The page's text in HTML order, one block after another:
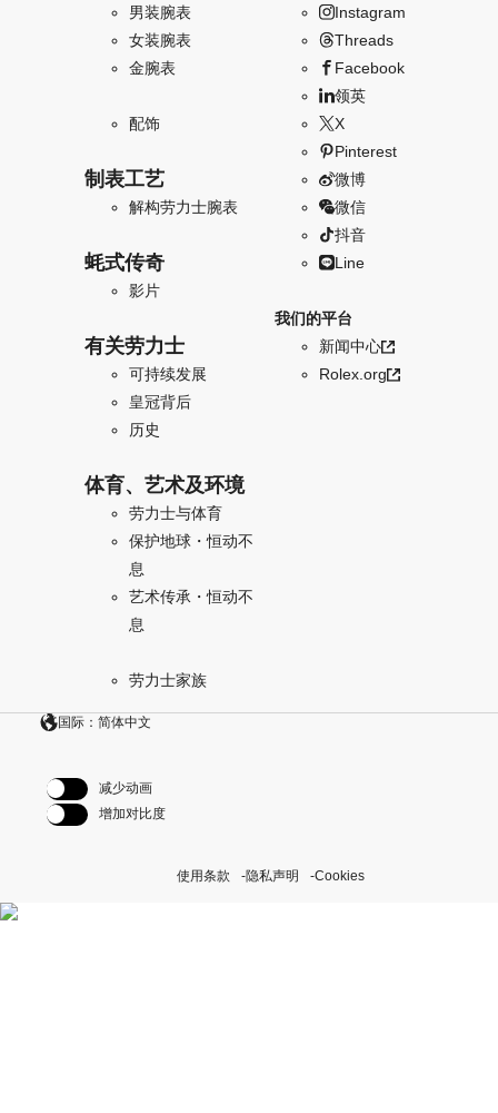
男装腕表
女装腕表
金腕表
配饰
制表工艺
解构劳力士腕表
蚝式传奇
影片
有关劳力士
可持续发展
皇冠背后
历史
体育、艺术及环境
劳力士与体育
保护地球・恒动不
息
艺术传承・恒动不
息
劳力士家族
Instagram
Threads
Facebook
领英
X
Pinterest
微博
微信
抖音
Line
我们的平台
新闻中心
Rolex.org
国际：简体中文
减少动画
增加对比度
使用条款 隐私声明 Cookies